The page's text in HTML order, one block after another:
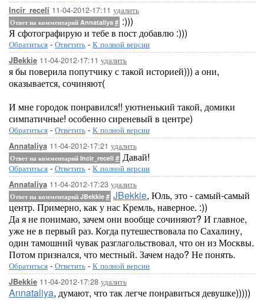
Incir_receli 11-04-2012-17:11 удалить
Ответ на комментарий Annataliya # :)))
Я сфотографирую и тебе в пост добавлю :)))
Обратиться - Ответить - К полной версии
JBekkie 11-04-2012-17:11 удалить
я бы поверила попутчику с такой историей))) а они,
оказывается, сочиняют(
И мне городок понравился!! уютненький такой, домики
симпатичные! особенно сиреневый в центре)
Обратиться - Ответить - К полной версии
Annataliya 11-04-2012-17:21 удалить
Ответ на комментарий Incir_receli # Давай!
Обратиться - Ответить - К полной версии
Annataliya 11-04-2012-17:23 удалить
Ответ на комментарий JBekkie # JBekkie, Юль, это - самый-самый
центр. Примерно, как у нас Кремль, наверное. :))
Да я не понимаю, зачем они вообще сочиняют? И главное,
уже не в первый раз. Когда путешествовала по Сахалину,
один тамошний чувак разглагольствовал, что он из Москвы.
Потом признался, что местный. Зачем надо? Не понять.
Обратиться - Ответить - К полной версии
JBekkie 11-04-2012-17:28 удалить
Annataliya, думают, что так легче понравиться девушке)))))